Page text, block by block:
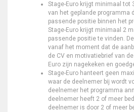
Stage-Euro krijgt minimaal tot
van het geplande programma
passende positie binnen het
Stage-Euro krijgt minimaal 2
passende positie te vinden.
vanaf het moment dat de
de CV en motivatiebrief van
Euro zijn nagekeken en
Stage-Euro hanteert geen
waar de deelnemer bij wordt
deelnemer het programma
deelnemer heeft 2 of meer
deelnemer is door 2 of meer